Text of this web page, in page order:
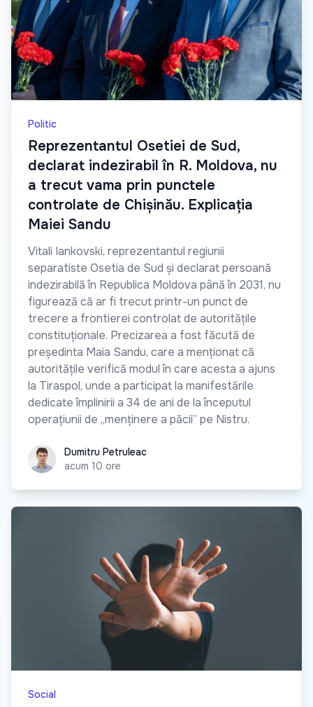
Politic
Reprezentantul Osetiei de Sud,
declarat indezirabil în R. Moldova, nu
a trecut vama prin punctele
controlate de Chișinău. Explicația
Maiei Sandu
Vitali Iankovski, reprezentantul regiunii
separatiste Osetia de Sud și declarat persoană
indezirabilă în Republica Moldova până în 2031, nu
figurează că ar fi trecut printr-un punct de
trecere a frontierei controlat de autoritățile
constituționale. Precizarea a fost făcută de
președinta Maia Sandu, care a menționat că
autoritățile verifică modul în care acesta a ajuns
la Tiraspol, unde a participat la manifestările
dedicate împlinirii a 34 de ani de la începutul
operațiunii de „menținere a păcii” pe Nistru.
Dumitru Petruleac
Dumitru Petruleac
acum 10 ore
Social